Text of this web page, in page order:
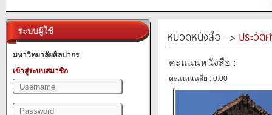
ระบบผู้ใช้
มหาวิทยาลัยศิลปากร
เข้าสู่ระบบสมาชิก
หมวดหนังสือ -> ประวัติ
คะแนนหนังสือ :
คะแนนเฉลี่ย : 0.00